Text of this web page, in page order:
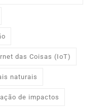
das Coisas (IoT)
naturais
de impactos